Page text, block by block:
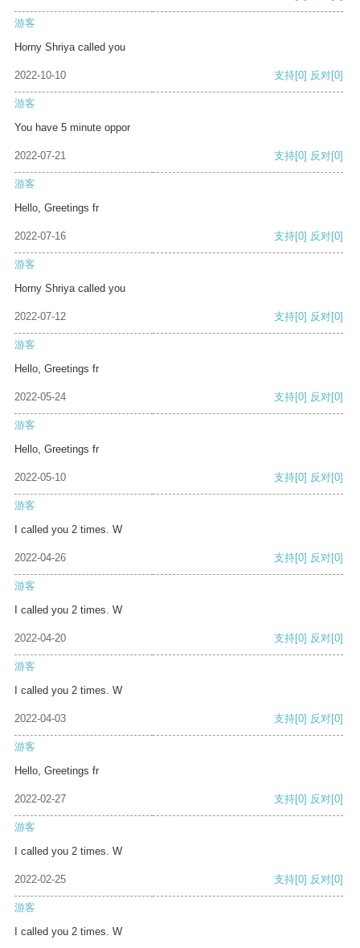
游客
Horny Shriya called you
2022-10-10 支持[0] 反对[0]
游客
You have 5 minute oppor
2022-07-21 支持[0] 反对[0]
游客
Hello, Greetings fr
2022-07-16 支持[0] 反对[0]
游客
Horny Shriya called you
2022-07-12 支持[0] 反对[0]
游客
Hello, Greetings fr
2022-05-24 支持[0] 反对[0]
游客
Hello, Greetings fr
2022-05-10 支持[0] 反对[0]
游客
I called you 2 times. W
2022-04-26 支持[0] 反对[0]
游客
I called you 2 times. W
2022-04-20 支持[0] 反对[0]
游客
I called you 2 times. W
2022-04-03 支持[0] 反对[0]
游客
Hello, Greetings fr
2022-02-27 支持[0] 反对[0]
游客
I called you 2 times. W
2022-02-25 支持[0] 反对[0]
游客
I called you 2 times. W